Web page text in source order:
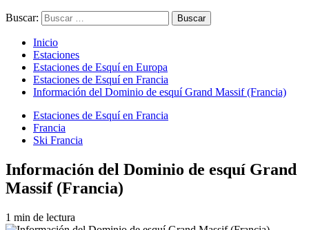
Buscar:
Inicio
Estaciones
Estaciones de Esquí en Europa
Estaciones de Esquí en Francia
Información del Dominio de esquí Grand Massif (Francia)
Estaciones de Esquí en Francia
Francia
Ski Francia
Información del Dominio de esquí Grand
Massif (Francia)
1 min de lectura